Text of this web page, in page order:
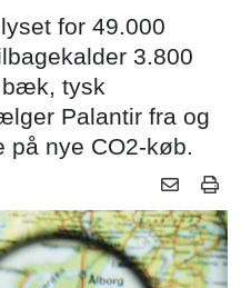
for 49.000
3.800
bæk, tysk
Palantir fra og
på nye CO2-køb.